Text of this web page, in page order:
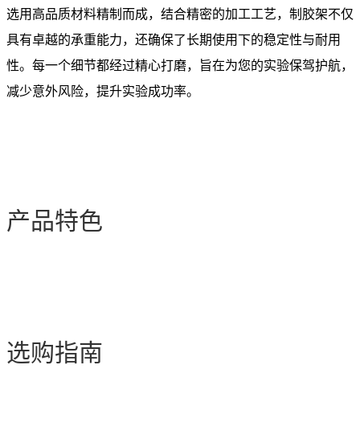
选用高品质材料精制而成，结合精密的加工工艺，制胶架不仅
具有卓越的承重能力，还确保了长期使用下的稳定性与耐用
性。每一个细节都经过精心打磨，旨在为您的实验保驾护航，
减少意外风险，提升实验成功率。
产品特色
选购指南